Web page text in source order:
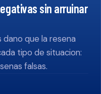
sin arruinar
que la resena
tipo de situacion:
falsas.